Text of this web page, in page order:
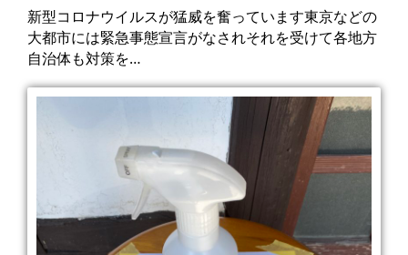
新型コロナウイルスが猛威を奮っています東京などの
大都市には緊急事態宣言がなされそれを受けて各地方
自治体も対策を…